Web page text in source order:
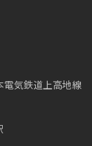
電気鉄道上高地線